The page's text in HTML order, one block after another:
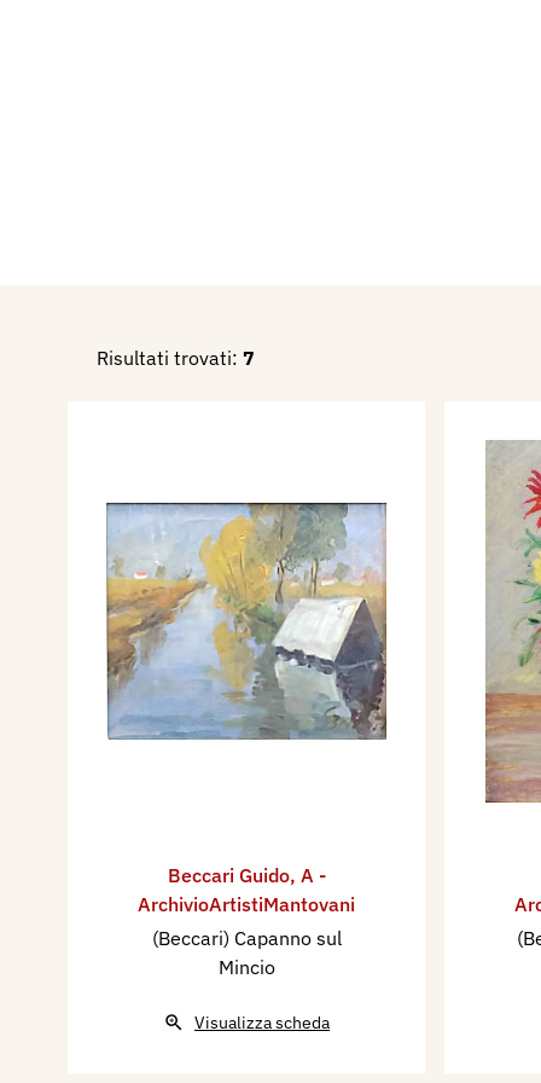
Santuario delle Grazie,
Partecipa, dal 14 al 29
Pittura e Scultura nella
Partecipa nel giugno 1958
tenutasi alla
In na butega cun tanti culur,
baratolin, pènèi, e cavalét
e la perissia ca g’ha an gran
t’è scrit parole e fat di bèi
Guido! t’è pitürà di fiur cun
chi par fin veri, ach manca
Un giuran a ‘t mè dit: Varda
quela c’ho fat a pé, l’è la mè
Vedat le büse e coml’è
e piena ad gobe? E la parea
Epur coi so difèt, senza
Sun passà drit dadlà cun
cun na murusa cla ma mai
piena d’afèt, d’amur e
ma senpar tacada adòs! La
A part i schèrs e i vèrs dla
quel ch’è capità inco ach
Risultati trovati: 7
Beccari Guido, A -
ArchivioArtistiMantovani
(Beccari) Capanno sul
Mincio
Visualizza scheda